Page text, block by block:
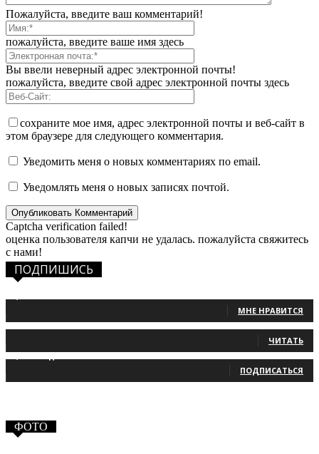
Пожалуйста, введите ваш комментарий!
пожалуйста, введите ваше имя здесь
Вы ввели неверный адрес электронной почты!
пожалуйста, введите свой адрес электронной почты здесь
сохраните мое имя, адрес электронной почты и веб-сайт в
этом браузере для следующего комментария.
Уведомить меня о новых комментариях по email.
Уведомлять меня о новых записях почтой.
Captcha verification failed!
оценка пользователя капчи не удалась. пожалуйста свяжитесь
с нами!
ПОДПИШИСЬ
МНЕ НРАВИТСЯ
ЧИТАТЬ
ПОДПИСАТЬСЯ
ФОТО